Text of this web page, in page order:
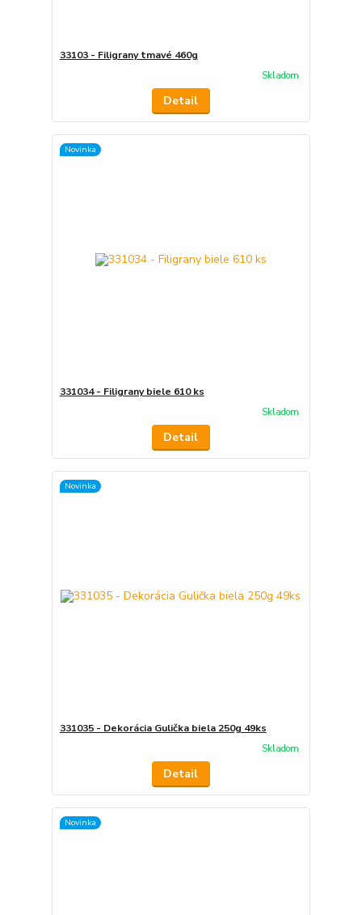
33103 - Filigrany tmavé 460g
Skladom
Detail
Novinka
331034 - Filigrany biele 610 ks
Skladom
Detail
Novinka
331035 - Dekorácia Gulička biela 250g 49ks
Skladom
Detail
Novinka